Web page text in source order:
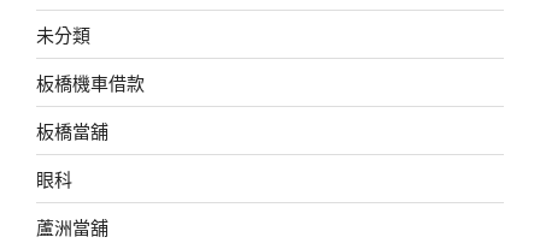
未分類
板橋機車借款
板橋當舖
眼科
蘆洲當舖